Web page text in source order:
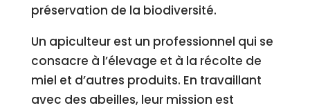
préservation de la biodiversité.
Un apiculteur est un professionnel qui se
consacre à l’élevage et à la récolte de
miel et d’autres produits. En travaillant
avec des abeilles, leur mission est